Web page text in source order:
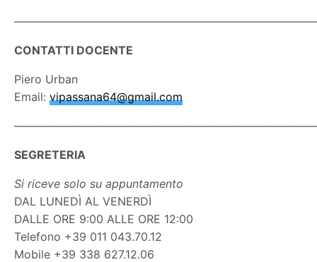
CONTATTI DOCENTE
Piero Urban
Email:vipassana64@gmail.com
SEGRETERIA
Si riceve solo su appuntamento
DAL LUNEDÌ AL VENERDÌ
DALLE ORE 9:00 ALLE ORE 12:00
Telefono +39 011 043.70.12
Mobile +39 338 627.12.06